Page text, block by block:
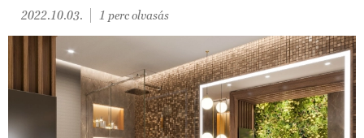
2022.10.03. 1 perc olvasás